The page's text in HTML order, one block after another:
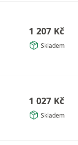
1 207 Kč
Skladem
1 027 Kč
Skladem